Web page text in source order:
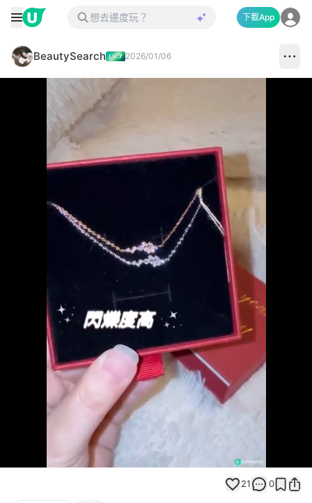
下載App
BeautySearch 2026/01/06
100.00%
21 0